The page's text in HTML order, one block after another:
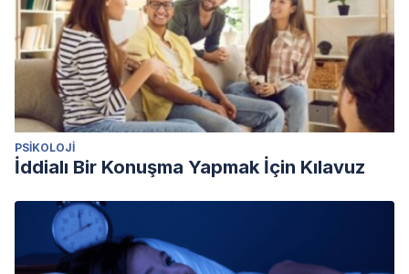
PSIKOLOJI
İddialı Bir Konuşma Yapmak İçin Kılavuz